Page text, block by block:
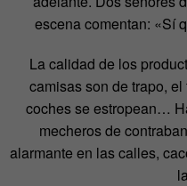
escena comentan: «Sí
La calidad de los
camisas son de trapo,
coches se estropean…
mecheros de
alarmante en las calles,